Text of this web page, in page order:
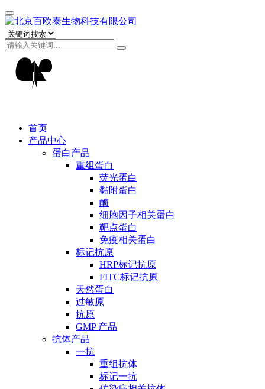
首页
产品中心
蛋白产品
重组蛋白
荧光蛋白
黏附蛋白
酶
细胞因子相关蛋白
靶点蛋白
免疫相关蛋白
标记抗原
HRP标记抗原
FITC标记抗原
天然蛋白
过敏原
抗原
GMP 产品
抗体产品
一抗
重组抗体
标记一抗